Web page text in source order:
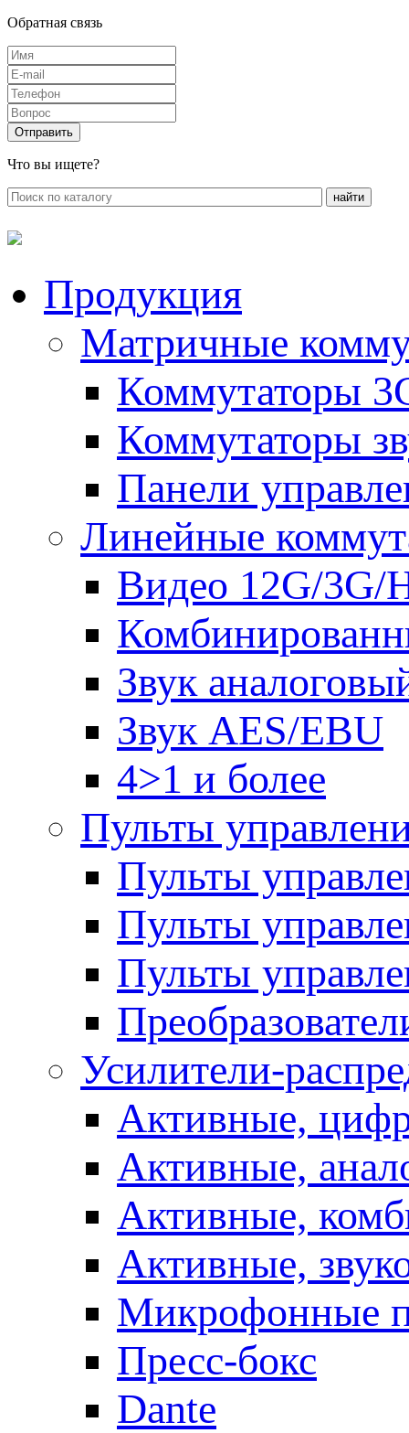
Обратная связь
Что вы ищете?
Продукция
Матричные
Коммутаторы
Коммутаторы
Панели
Линейные
Видео 12G/3G/
Звук
Звук AES/EBU
4>1 и более
Пульты
Пульты
Пульты
Пульты
Усилители-
Активные,
Активные,
Активные,
Активные,
Микрофонные
Пресс-бокс
Dante